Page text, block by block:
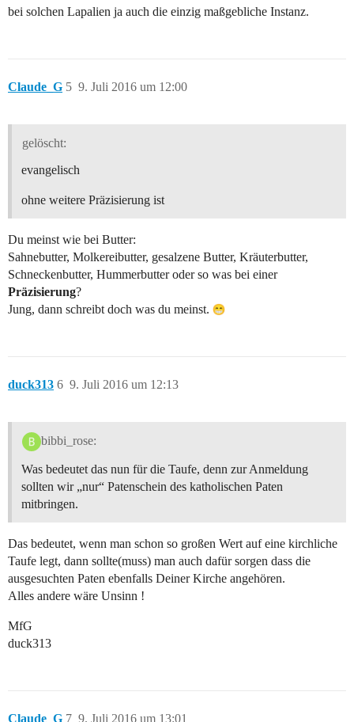
bei solchen Lapalien ja auch die einzig maßgebliche Instanz.
Claude_G 9. Juli 2016 um 12:00
5
gelöscht:
evangelisch
ohne weitere Präzisierung ist
Du meinst wie bei Butter:
Sahnebutter, Molkereibutter, gesalzene Butter, Kräuterbutter,
Schneckenbutter, Hummerbutter oder so was bei einer
Präzisierung?
Jung, dann schreibt doch was du meinst.
duck313 9. Juli 2016 um 12:13
6
bibbi_rose:
Was bedeutet das nun für die Taufe, denn zur Anmeldung
sollten wir „nur“ Patenschein des katholischen Paten
mitbringen.
Das bedeutet, wenn man schon so großen Wert auf eine kirchliche
Taufe legt, dann sollte(muss) man auch dafür sorgen dass die
ausgesuchten Paten ebenfalls Deiner Kirche angehören.
Alles andere wäre Unsinn !
MfG
duck313
Claude_G 9. Juli 2016 um 13:01
7